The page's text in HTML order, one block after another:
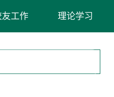
友工作 理论学习